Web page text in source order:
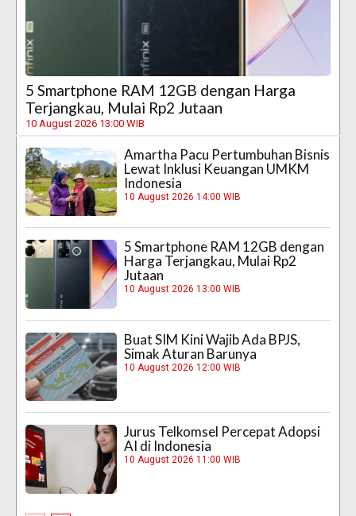
5 Smartphone RAM 12GB dengan Harga
Terjangkau, Mulai Rp2 Jutaan
10 August 2026 13:00 WIB
Amartha Pacu Pertumbuhan Bisnis
Lewat Inklusi Keuangan UMKM
Indonesia
10 August 2026 14:00 WIB
5 Smartphone RAM 12GB dengan
Harga Terjangkau, Mulai Rp2
Jutaan
10 August 2026 13:00 WIB
Buat SIM Kini Wajib Ada BPJS,
Simak Aturan Barunya
10 August 2026 12:00 WIB
Jurus Telkomsel Percepat Adopsi
AI di Indonesia
10 August 2026 11:00 WIB